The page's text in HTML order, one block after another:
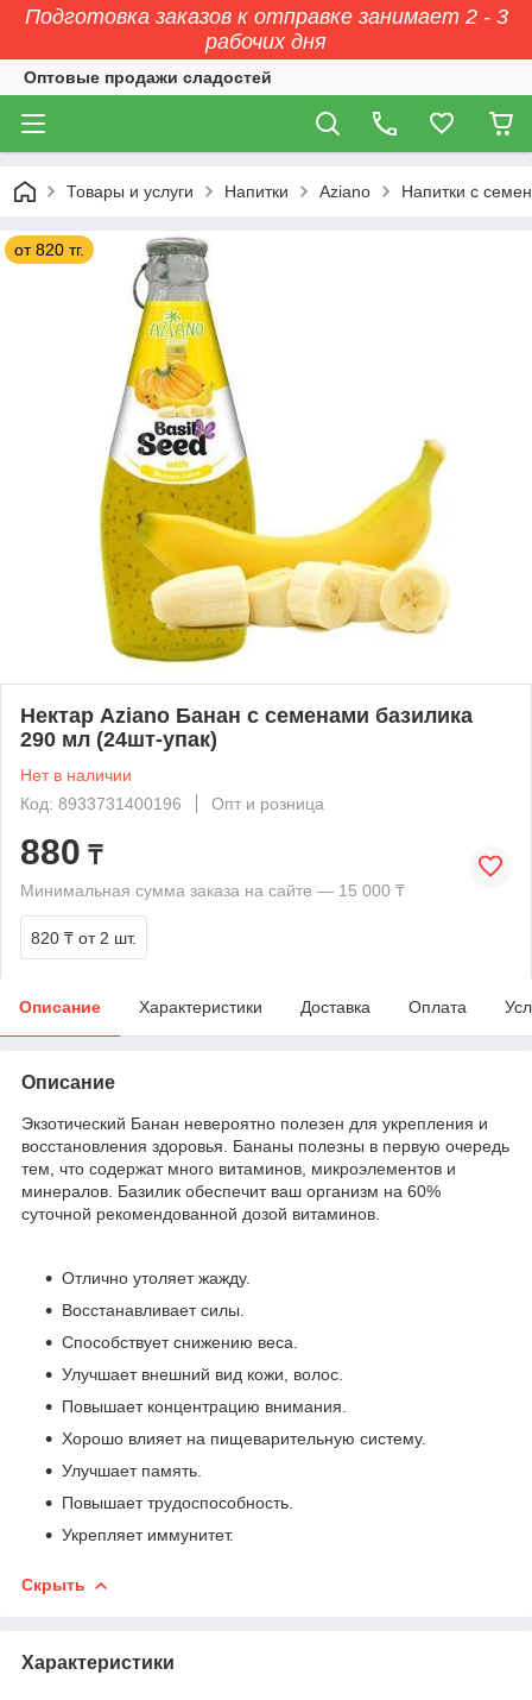
Подготовка заказов к отправке занимает 2 - 3
рабочих дня
Оптовые продажи сладостей
Товары и услуги Напитки Aziano Напитки с
от 820 тг.
Нектар Aziano Банан с семенами базилика
290 мл (24шт-упак)
Нет в наличии
Код: 8933731400196
Опт и розница
880 ₸
Минимальная сумма заказа на сайте — 15 000 ₸
820 ₸ от 2 шт.
Описание Характеристики Доставка Оплата
Описание
Экзотический Банан невероятно полезен для укрепления и
восстановления здоровья. Бананы полезны в первую очередь
тем, что содержат много витаминов, микроэлементов и
минералов. Базилик обеспечит ваш организм на 60%
суточной рекомендованной дозой витаминов.
Отлично утоляет жажду.
Восстанавливает силы.
Способствует снижению веса.
Улучшает внешний вид кожи, волос.
Повышает концентрацию внимания.
Хорошо влияет на пищеварительную систему.
Улучшает память.
Повышает трудоспособность.
Укрепляет иммунитет.
Скрыть
Характеристики